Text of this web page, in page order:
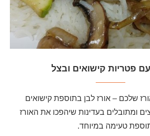
פטריות קישואים ובצל
שלכם – אורז לבן בתוספת קישואים
ומתובלים בעדינות שיהפכו את האורז
טעימה במיוחד.